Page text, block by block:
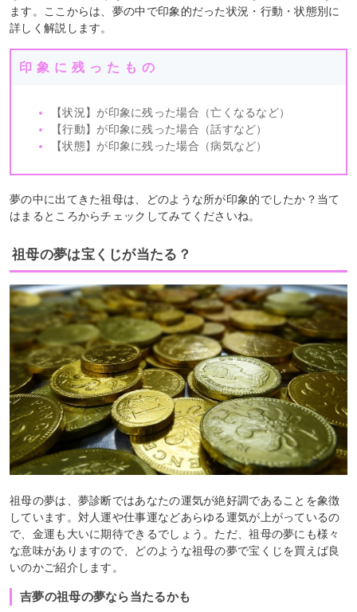
ます。ここからは、夢の中で印象的だった状況・行動・状態別に
詳しく解説します。
印象に残ったもの
【状況】が印象に残った場合（亡くなるなど）
【行動】が印象に残った場合（話すなど）
【状態】が印象に残った場合（病気など）
夢の中に出てきた祖母は、どのような所が印象的でしたか？当て
はまるところからチェックしてみてくださいね。
祖母の夢は宝くじが当たる？
祖母の夢は、夢診断ではあなたの運気が絶好調であることを象徴
しています。対人運や仕事運などあらゆる運気が上がっているの
で、金運も大いに期待できるでしょう。ただ、祖母の夢にも様々
な意味がありますので、どのような祖母の夢で宝くじを買えば良
いのかご紹介します。
吉夢の祖母の夢なら当たるかも